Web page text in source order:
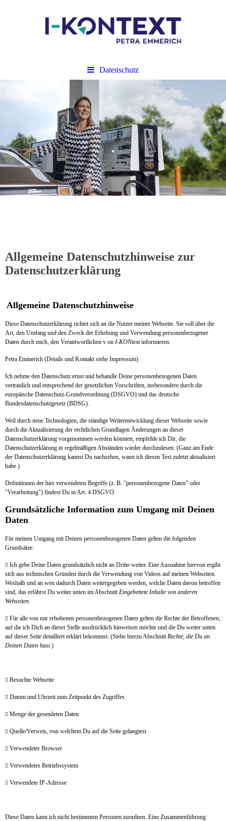
Datenschutz
.
.
Allgemeine Datenschutzhinweise zur
Datenschutzerklärung
Allgemeine Datenschutzhinweise
Diese Datenschutzerklärung richtet sich an die Nutzer meiner Webseite. Sie soll über die
Art, den Umfang und den Zweck der Erhebung und Verwendung personenbezogener
Daten durch mich, den Verantwortlichen v on I-KONtextinformieren:
Petra Emmerich (Details und Kontakt siehe Impressum)
Ich nehme den Datenschutz ernst und behandle Deine personenbezogenen Daten
vertraulich und entsprechend der gesetzlichen Vorschriften, insbesondere durch die
europäische Datenschutz-Grundverordnung (DSGVO) und das deutsche
Bundesdatenschutzgesetz (BDSG).
Weil durch neue Technologien, die ständige Weiterentwicklung dieser Webseite sowie
durch die Aktualisierung der rechtlichen Grundlagen Änderungen an dieser
Datenschutzerklärung vorgenommen werden könnten, empfehle ich Dir, die
Datenschutzerklärung in regelmäßigen Abständen wieder durchzulesen. (Ganz am Ende
der Datenschutzerklärung kannst Du nachsehen, wann ich diesen Text zuletzt aktualisiert
habe.)
Definitionen der hier verwendeten Begriffe (z. B. "personenbezogene Daten" oder
"Verarbeitung") findest Du in Art. 4 DSGVO.
Grundsätzliche Information zum Umgang mit Deinen
Daten
Für meinen Umgang mit Deinen personenbezogenen Daten gelten die folgenden
Grundsätze:
 Ich gebe Deine Daten grundsätzlich nicht an Dritte weiter. Eine Ausnahme hiervon ergibt
sich aus technischen Gründen durch die Verwendung von Videos auf meinen Webseiten.
Weshalb und an wen dadurch Daten weitergegeben werden, welche Daten davon betroffen
sind, das erfährst Du weiter unten im Abschnitt Eingebettete Inhalte von anderen
Webseiten
 Für alle von mir erhobenen personenbezogenen Daten gelten die Rechte der Betroffenen,
auf die ich Dich an dieser Stelle ausdrücklich hinweisen möchte und die Du weiter unten
auf dieser Seite detailliert erklärt bekommst. (Siehe hierzu Abschnitt Rechte, die Du an
Deinen Daten hast.)
 Besuchte Webseite
 Datum und Uhrzeit zum Zeitpunkt des Zugriffes
 Menge der gesendeten Daten
 Quelle/Verweis, von welchem Du auf die Seite gelangtest
 Verwendeter Browser
 Verwendetes Betriebssystem
 Verwendete IP-Adresse
Diese Daten kann ich nicht bestimmten Personen zuordnen. Eine Zusammenführung